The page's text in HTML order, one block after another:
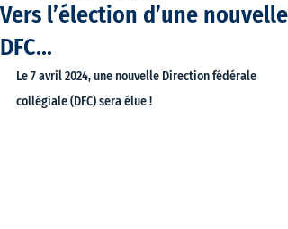
Vers l’élection d’une nouvelle
DFC...
Le 7 avril 2024, une nouvelle Direction fédérale
collégiale (DFC) sera élue !